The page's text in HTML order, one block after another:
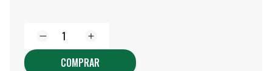
COMPRAR